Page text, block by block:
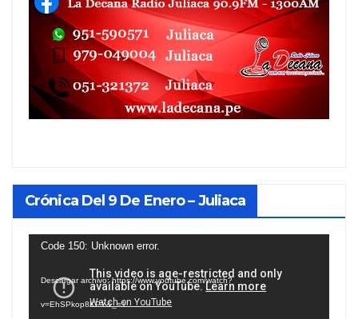
Crónica Del 9 De Enero – Juliaca
Reproductor
vídeo
Code 150: Unknown error.
Descargar archivo: https://www.youtube.com/watch?
v=EhSPkop8KPY&_=1